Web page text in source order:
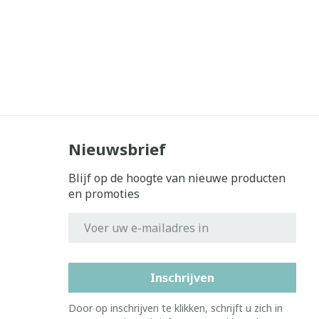
Nieuwsbrief
Blijf op de hoogte van nieuwe producten
en promoties
Inschrijven
Door op inschrijven te klikken, schrijft u zich in